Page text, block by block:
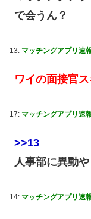
で会うん？
13: マッチングアプリ速
ワイの面接官
17: マッチングアプリ速
>>13
人事部に異動や
14: マッチングアプリ速